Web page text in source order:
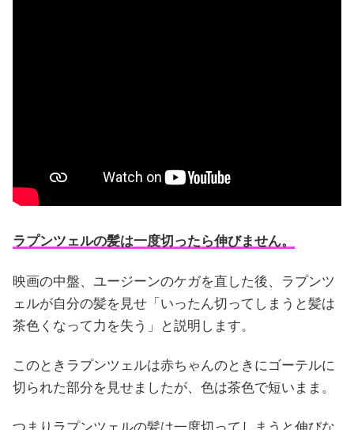
ラプンツェルの髪は一度切ったら伸びません。
映画の中盤、ユージーンのケガを直した後、ラプンツ
ェルが自分の髪を見せ「いったん切ってしまうと髪は
茶色くなって力を失う」と説明します。
このときラプンツェルは赤ちゃんのときにゴーテルに
切られた部分を見せましたが、色は茶色で短いまま。